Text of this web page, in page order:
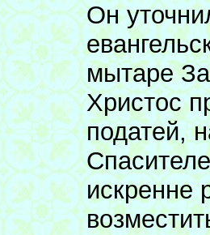
Он
мытаре
Христос
податей,
искренне